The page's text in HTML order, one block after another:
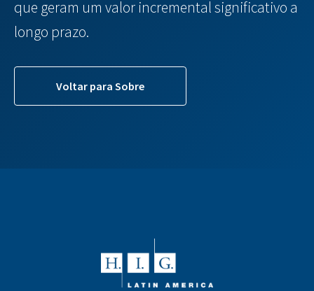
que geram um valor incremental significativo a
longo prazo.
Voltar para Sobre